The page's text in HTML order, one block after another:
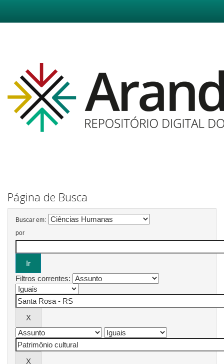
Página de Busca
Buscar em:
por
Filtros correntes: